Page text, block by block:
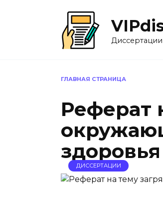
ГЛАВНАЯ СТРАНИЦА
Реферат
ДИССЕРТАЦИИ